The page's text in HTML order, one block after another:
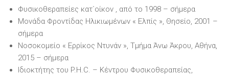
Φυσικοθεραπείες κατ`οίκον , από το 1998 – σήμερα
Μονάδα Φροντίδας Ηλικιωμένων « Ελπίς », Θησείο, 2001 –
σήμερα
Νοσοκομείο « Ερρίκος Ντυνάν », Τμήμα Άνω Άκρου, Αθήνα,
2015 – σήμερα
Ιδιοκτήτης του P.H.C. – Κέντρου Φυσικοθεραπείας,